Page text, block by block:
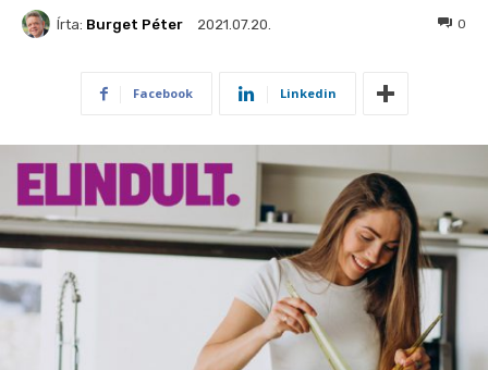
Írta: Burget Péter 2021.07.20. 0
Facebook Linkedin